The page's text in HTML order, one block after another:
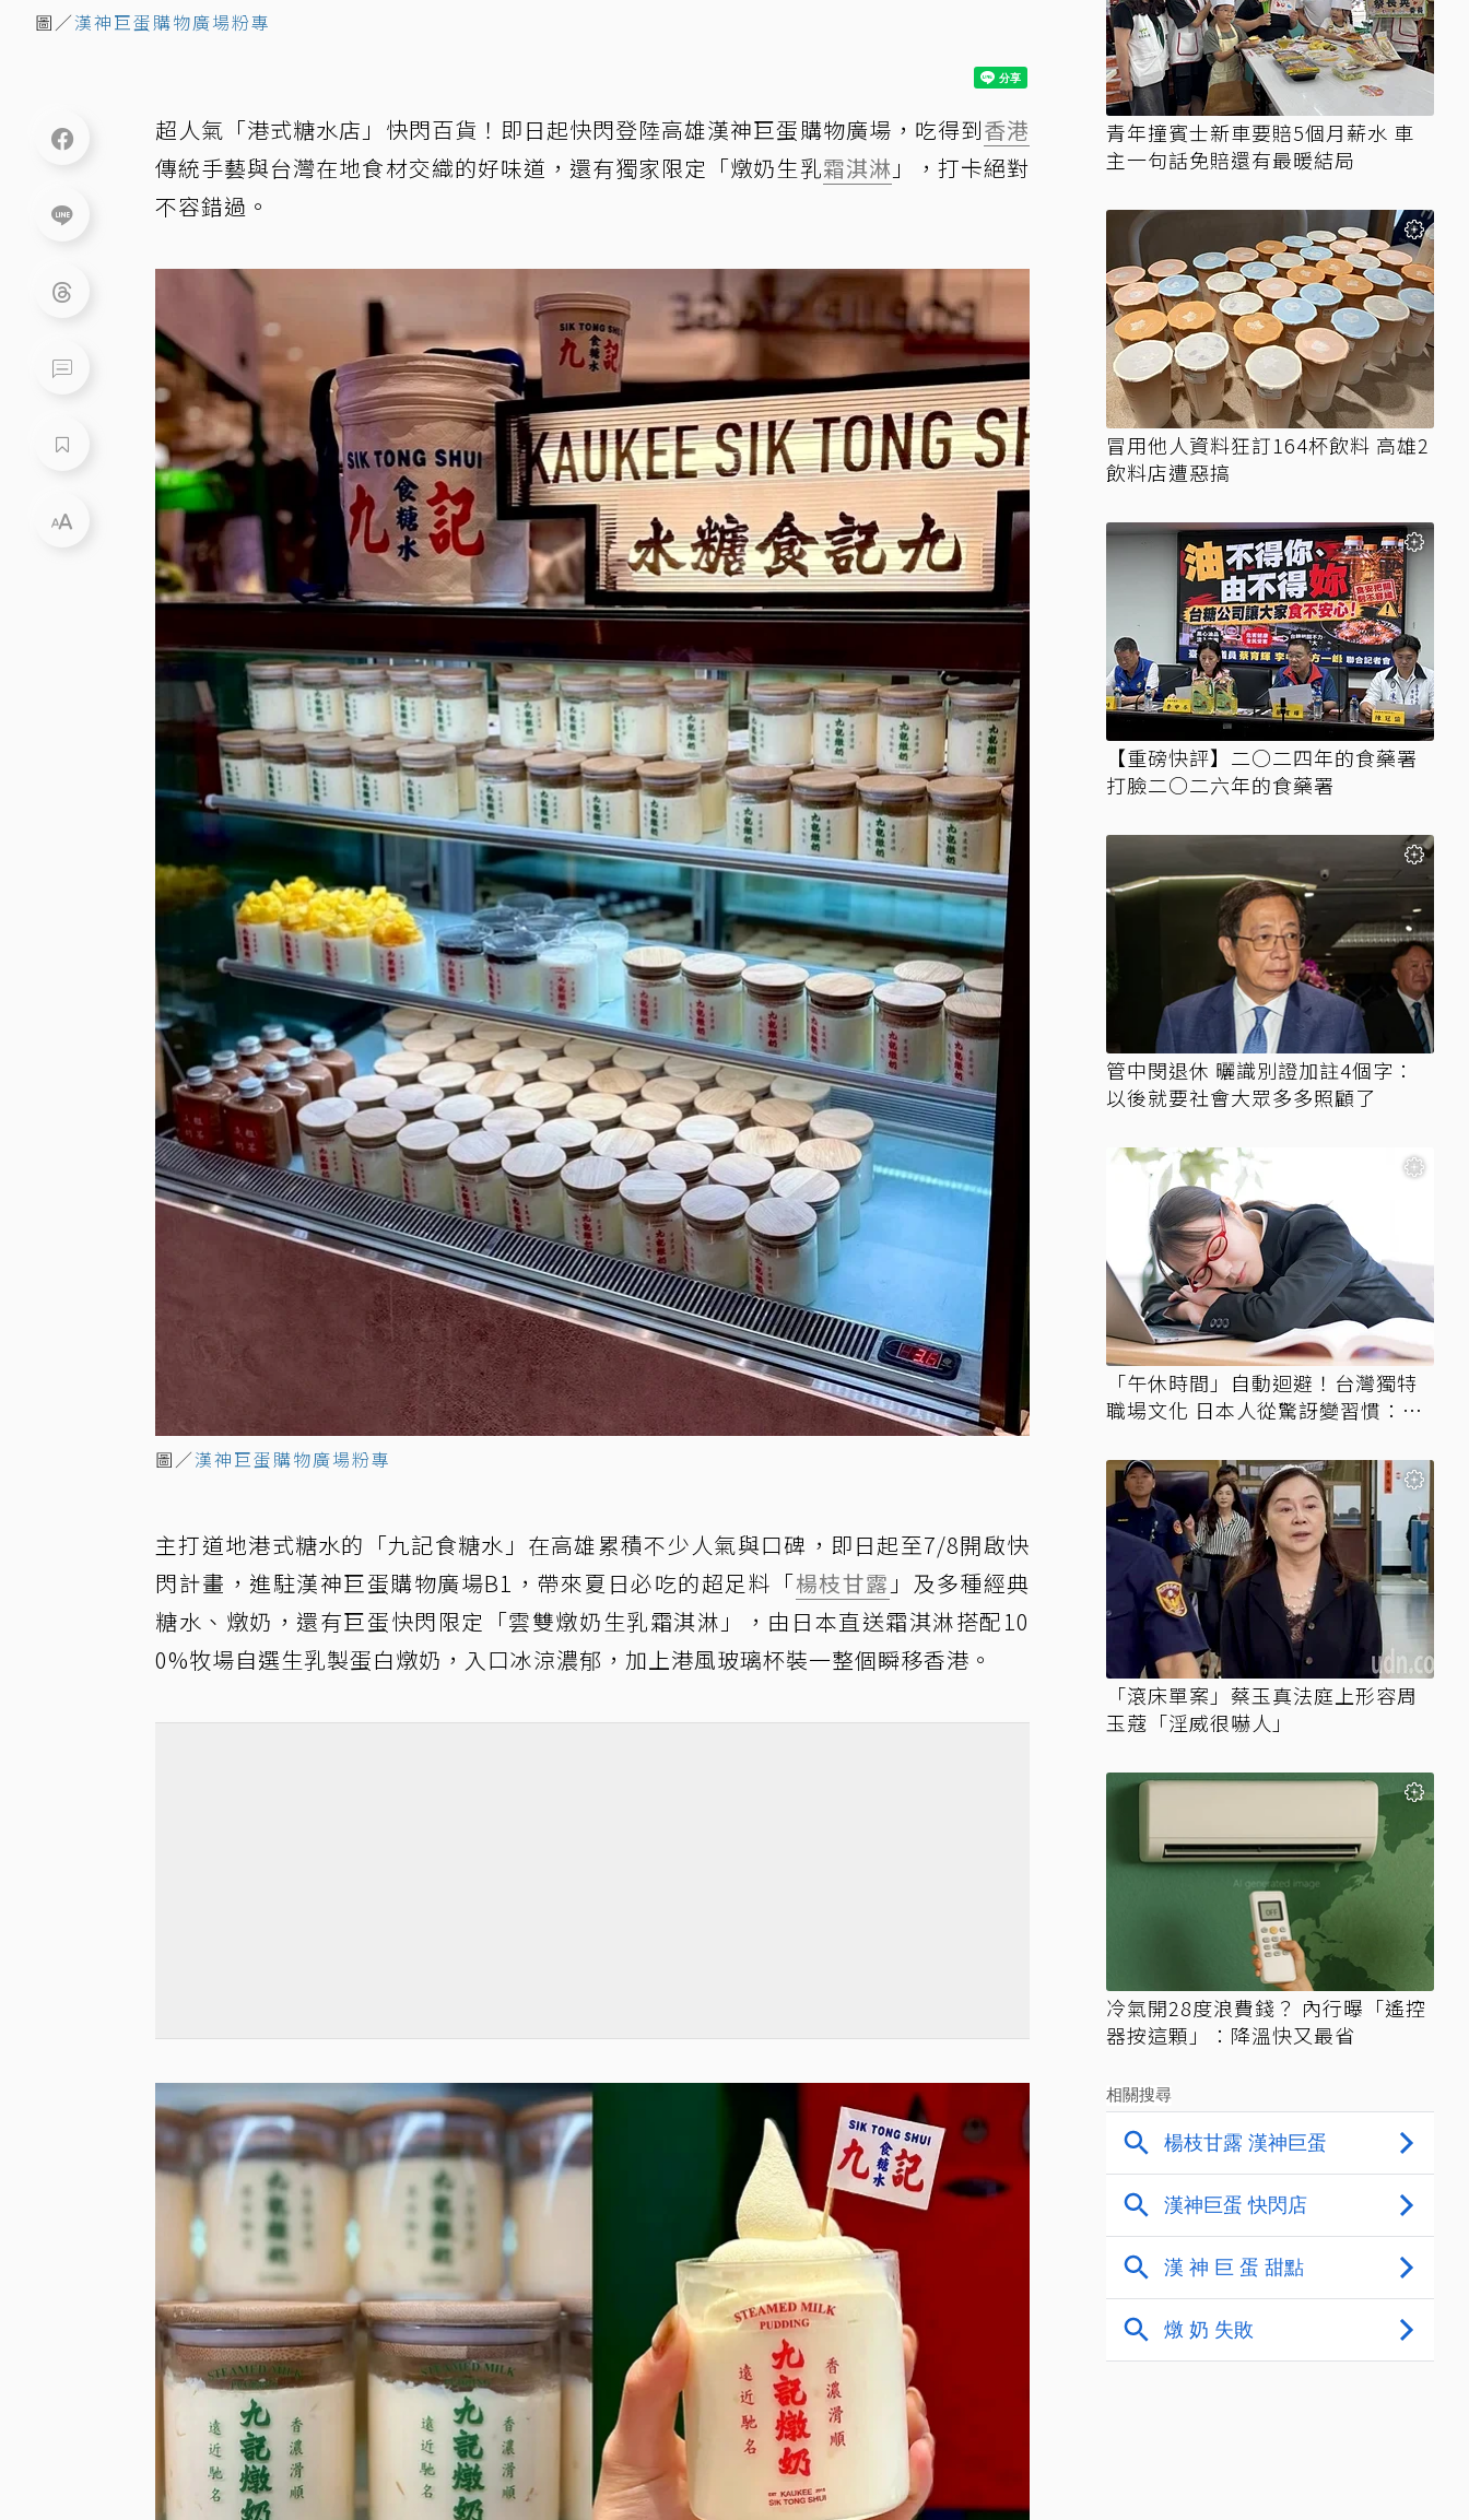
圖／漢神巨蛋購物廣場粉專
超人氣「港式糖水店」快閃百貨！即日起快閃登陸高雄漢神巨蛋購物廣場，吃得到香港
傳統手藝與台灣在地食材交織的好味道，還有獨家限定「燉奶生乳霜淇淋 」，打卡絕對
不容錯過。
圖／漢神巨蛋購物廣場粉專
主打道地港式糖水的「九記食糖水」在高雄累積不少人氣與口碑，即日起至7/8開啟快
閃計畫，進駐漢神巨蛋購物廣場B1，帶來夏日必吃的超足料「楊枝甘露 」及多種經典
糖水、燉奶，還有巨蛋快閃限定「雲雙燉奶生乳霜淇淋」，由日本直送霜淇淋搭配10
0%牧場自選生乳製蛋白燉奶，入口冰涼濃郁，加上港風玻璃杯裝一整個瞬移香港。
青年撞賓士新車要賠5個月薪水 車
主一句話免賠還有最暖結局
冒用他人資料狂訂164杯飲料 高雄2
飲料店遭惡搞
【重磅快評】二○二四年的食藥署
打臉二○二六年的食藥署
管中閔退休 曬識別證加註4個字：
以後就要社會大眾多多照顧了
「午休時間」自動迴避！台灣獨特
職場文化 日本人從驚訝變習慣：不
「滾床單案」蔡玉真法庭上形容周
玉蔻「淫威很嚇人」
冷氣開28度浪費錢？ 內行曝「遙控
器按這顆」：降溫快又最省